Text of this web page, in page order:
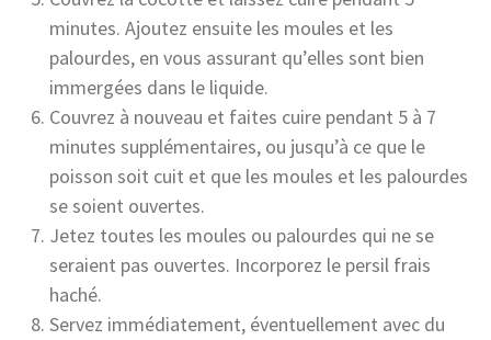
minutes. Ajoutez ensuite les moules et les
palourdes, en vous assurant qu’elles sont bien
immergées dans le liquide.
Couvrez à nouveau et faites cuire pendant 5 à 7
minutes supplémentaires, ou jusqu’à ce que le
poisson soit cuit et que les moules et les palourdes
se soient ouvertes.
Jetez toutes les moules ou palourdes qui ne se
seraient pas ouvertes. Incorporez le persil frais
haché.
Servez immédiatement, éventuellement avec du